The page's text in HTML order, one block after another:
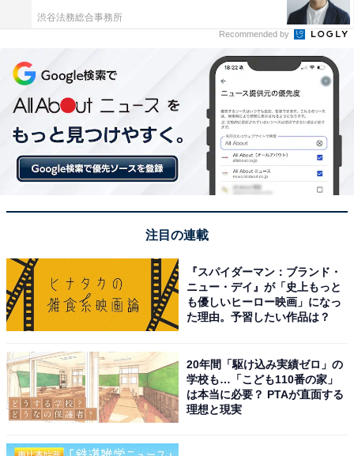
ターに隣接した道の駅内の天然温泉施設
渋谷法務総合事務所
Recommended by
注目の連載
『スパイダーマン：ブランド・
ニュー・デイ』が「史上もっと
も優しいヒーロー映画」になっ
た理由。予習したい作品は？
20年間「駆け込み実績ゼロ」の
学校も…「こども110番の家」
は本当に必要？ PTAが直面する
理想と現実